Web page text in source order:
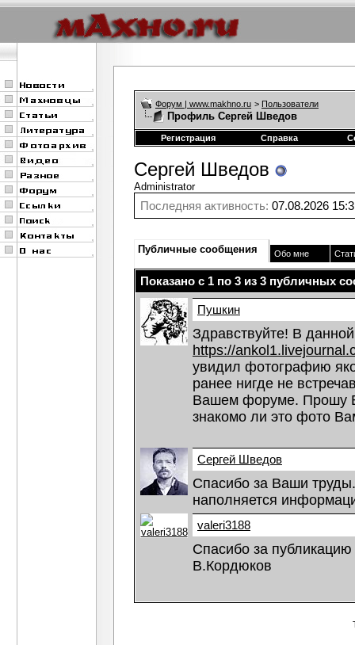
Форум | www.makhno.ru > Пользователи
Профиль Сергей Шведов
Регистрация Справка
Сергей Шведов
Administrator
Последняя активность: 07.08.2026
Публичные сообщения Обо мне
Показано с 1 по 3 из 3 публичных
Пушкин
Здравствуйте! В
https://
увидил фотографию
ранее нигде не
Вашем форуме. Прошу
знакомо ли это фото
Сергей Шведов
Спасибо за Ваши
наполняется
valeri3188
Спасибо за
В.Кордюков